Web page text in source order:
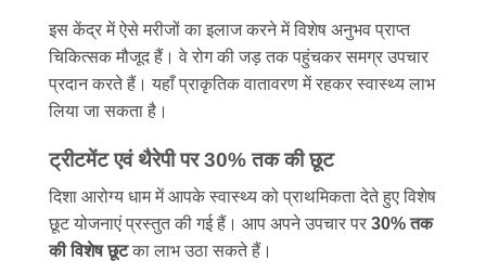
इस केंद्र में ऐसे मरीजों का इलाज करने में विशेष अनुभव प्राप्त
चिकित्सक मौजूद हैं। वे रोग की जड़ तक पहुंचकर समग्र उपचार
प्रदान करते हैं। यहाँ प्राकृतिक वातावरण में रहकर स्वास्थ्य लाभ
लिया जा सकता है।
ट्रीटमेंट एवं थैरेपी पर 30% तक की छूट
दिशा आरोग्य धाम में आपके स्वास्थ्य को प्राथमिकता देते हुए विशेष
छूट योजनाएं प्रस्तुत की गई हैं। आप अपने उपचार पर 30% तक
की विशेष छूटका लाभ उठा सकते हैं।